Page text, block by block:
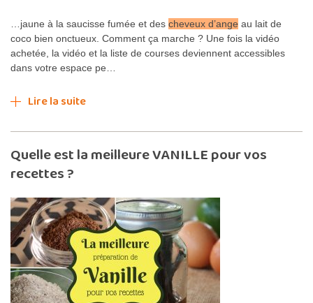
…jaune à la saucisse fumée et des cheveux d’ange au lait de
coco bien onctueux. Comment ça marche ? Une fois la vidéo
achetée, la vidéo et la liste de courses deviennent accessibles
dans votre espace pe…
Lire la suite
Quelle est la meilleure VANILLE pour vos
recettes ?